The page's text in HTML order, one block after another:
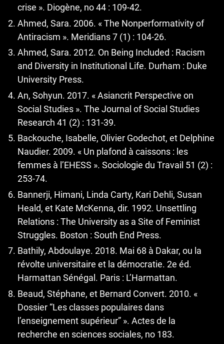
crise ». Diogène, no 44 : 109‑42.
Ahmed, Sara. 2006. « The Nonperformativity of
Antiracism ». Meridians 7 (1) : 104‑26.
Ahmed, Sara. 2012. On Being Included : Racism
and Diversity in Institutional Life. Durham : Duke
University Press.
An, Sohyun. 2017. « Asiancrit Perspective on
Social Studies ». The Journal of Social Studies
Research 41 (2) : 131‑39.
Backouche, Isabelle, Olivier Godechot, et Delphine
Naudier. 2009. « Un plafond à caissons : les
femmes à l’EHESS ». Sociologie du Travail 51 (2) :
253‑74.
Bannerji, Himani, Linda Carty, Kari Dehli, Susan
Heald, et Kate McKenna, dir. 1992. Unsettling
Relations : The University as a Site of Feminist
Struggles. Boston : South End Press.
Bathily, Abdoulaye. 2018. Mai 68 à Dakar, ou la
révolte universitaire et la démocratie. 2e éd.
Harmattan Sénégal. Paris : L’Harmattan.
Beaud, Stéphane, et Bernard Convert. 2010. «
Dossier “Les classes populaires dans
l’enseignement supérieur” ». Actes de la
recherche en sciences sociales, no 183.